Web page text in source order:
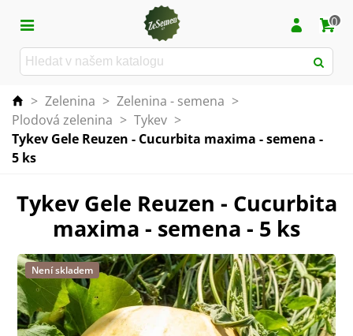
0
> Zelenina > Zelenina - semena >
Plodová zelenina > Tykev >
Tykev Gele Reuzen - Cucurbita maxima - semena -
5 ks
Tykev Gele Reuzen - Cucurbita
maxima - semena - 5 ks
Není skladem